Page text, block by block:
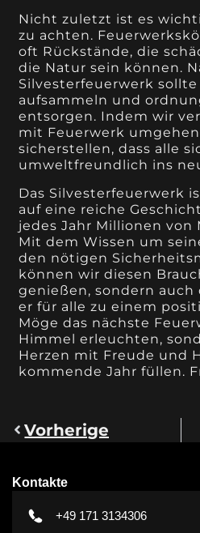
Nicht zuletzt ist es
zu achten.
oft Rückstände, die
die Natur sein können.
Silvesterfeuerwerk
aufsammeln und
entsorgen. Indem wir
mit Feuerwerk
sicherstellen, dass alle
umweltfreundlich ins
Das Silvesterfeuerwerk
auf eine reiche
jedes Jahr Millionen von
Mit dem Wissen um
den nötigen
können wir diesen
genießen, sondern auch
er für alle zu einem
Möge das nächste
Himmel erleuchten,
Herzen mit Freude und
kommende Jahr füllen.
Vorherige
Kontakte
+49 171 3134306